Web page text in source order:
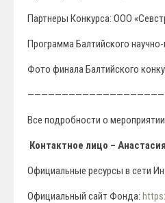
Партнеры Конкурса: ООО
Программа Балтийского
Фото финала Балтийского
Все подробности о
Контактное лицо –
Официальные ресурсы в сети
Официальный сайт Фонда: